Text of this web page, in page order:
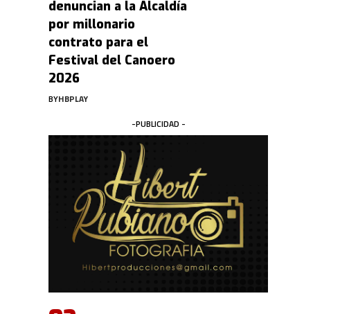
denuncian a la Alcaldía
por millonario
contrato para el
Festival del Canoero
2026
BYHBPLAY
-PUBLICIDAD -